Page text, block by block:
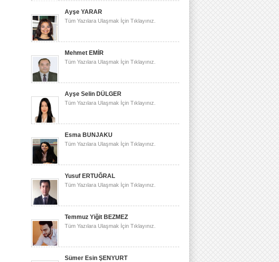
Ayşe YARAR
Tüm Yazılara Ulaşmak İçin Tıklayınız.
Mehmet EMİR
Tüm Yazılara Ulaşmak İçin Tıklayınız.
Ayşe Selin DÜLGER
Tüm Yazılara Ulaşmak İçin Tıklayınız.
Esma BUNJAKU
Tüm Yazılara Ulaşmak İçin Tıklayınız.
Yusuf ERTUĞRAL
Tüm Yazılara Ulaşmak İçin Tıklayınız.
Temmuz Yiğit BEZMEZ
Tüm Yazılara Ulaşmak İçin Tıklayınız.
Sümer Esin ŞENYURT